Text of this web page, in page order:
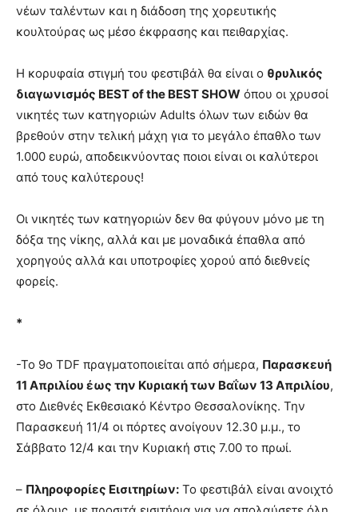
νέων ταλέντων και η διάδοση της χορευτικής
κουλτούρας ως μέσο έκφρασης και πειθαρχίας.
Η κορυφαία στιγμή του φεστιβάλ θα είναι ο θρυλικός
διαγωνισμός BEST of the BEST SHOW όπου οι χρυσοί
νικητές των κατηγοριών Adults όλων των ειδών θα
βρεθούν στην τελική μάχη για το μεγάλο έπαθλο των
1.000 ευρώ, αποδεικνύοντας ποιοι είναι οι καλύτεροι
από τους καλύτερους!
Οι νικητές των κατηγοριών δεν θα φύγουν μόνο με τη
δόξα της νίκης, αλλά και με μοναδικά έπαθλα από
χορηγούς αλλά και υποτροφίες χορού από διεθνείς
φορείς.
*
-Το 9ο TDF πραγματοποιείται από σήμερα, Παρασκευή
11 Απριλίου έως την Κυριακή των Βαΐων 13 Απριλίου,
στο Διεθνές Εκθεσιακό Κέντρο Θεσσαλονίκης. Την
Παρασκευή 11/4 οι πόρτες ανοίγουν 12.30 μ.μ., το
Σάββατο 12/4 και την Κυριακή στις 7.00 το πρωί.
– Πληροφορίες Εισιτηρίων: Το φεστιβάλ είναι ανοιχτό